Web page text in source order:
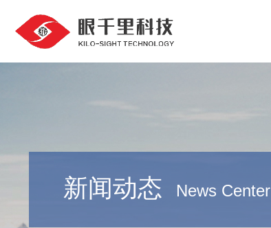
新闻动态 News Center